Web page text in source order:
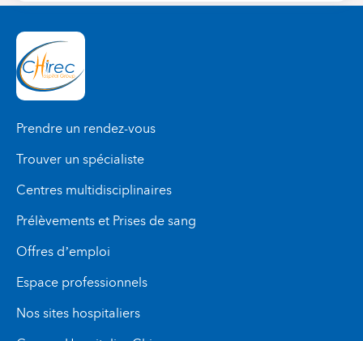
Prendre un rendez-vous
Trouver un spécialiste
Centres multidisciplinaires
Prélèvements et Prises de sang
Offres d’emploi
Espace professionnels
Nos sites hospitaliers